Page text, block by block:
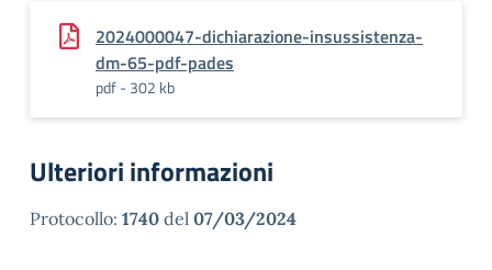
2024000047-dichiarazione-insussistenza-
dm-65-pdf-pades
pdf - 302 kb
Ulteriori informazioni
Protocollo: 1740 del 07/03/2024